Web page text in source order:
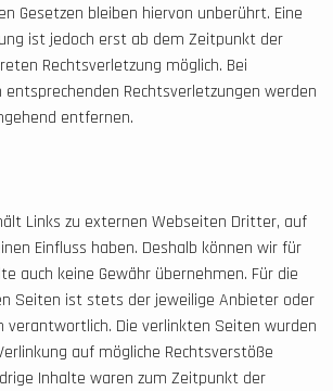
Gesetzen bleiben hiervon unberührt. Eine
ist jedoch erst ab dem Zeitpunkt der
Rechtsverletzung möglich. Bei
Rechtsverletzungen werden
entfernen.
Links zu externen Webseiten Dritter, auf
Einfluss haben. Deshalb können wir für
auch keine Gewähr übernehmen. Für die
Seiten ist stets der jeweilige Anbieter oder
verantwortlich. Die verlinkten Seiten wurden
auf mögliche Rechtsverstöße
Inhalte waren zum Zeitpunkt der